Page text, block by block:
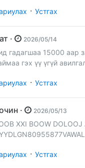
· Устгах
Бат · 2026/05/14
гадагшаа 15000 аар
гэх үү үгүй
· Устгах
Зочин · 2026/05/13
XXI BOOW DOLOOJ
· Устгах